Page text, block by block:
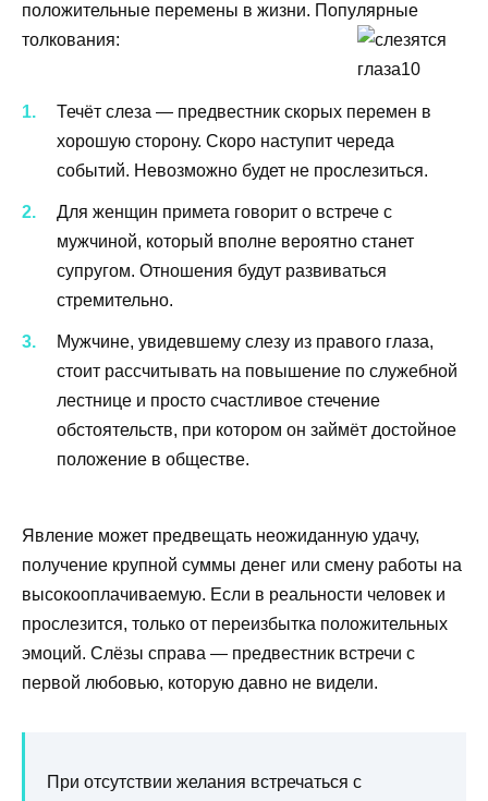
положительные перемены в жизни. Популярные
толкования:
Течёт слеза — предвестник скорых перемен в
хорошую сторону. Скоро наступит череда
событий. Невозможно будет не прослезиться.
Для женщин примета говорит о встрече с
мужчиной, который вполне вероятно станет
супругом. Отношения будут развиваться
стремительно.
Мужчине, увидевшему слезу из правого глаза,
стоит рассчитывать на повышение по служебной
лестнице и просто счастливое стечение
обстоятельств, при котором он займёт достойное
положение в обществе.
Явление может предвещать неожиданную удачу,
получение крупной суммы денег или смену работы на
высокооплачиваемую. Если в реальности человек и
прослезится, только от переизбытка положительных
эмоций. Слёзы справа — предвестник встречи с
первой любовью, которую давно не видели.
При отсутствии желания встречаться с